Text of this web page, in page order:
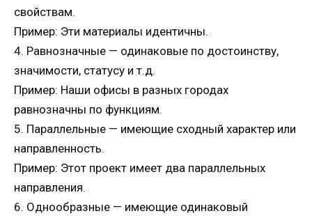
свойствам.
Пример: Эти материалы идентичны.
4. Равнозначные — одинаковые по достоинству,
значимости, статусу и т.д.
Пример: Наши офисы в разных городах
равнозначны по функциям.
5. Параллельные — имеющие сходный характер или
направленность.
Пример: Этот проект имеет два параллельных
направления.
6. Однообразные — имеющие одинаковый